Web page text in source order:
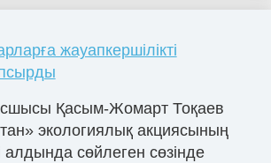
жауапкершілікті
Қасым-Жомарт Тоқаев
экологиялық акциясының
алдында сөйлеген сөзінде